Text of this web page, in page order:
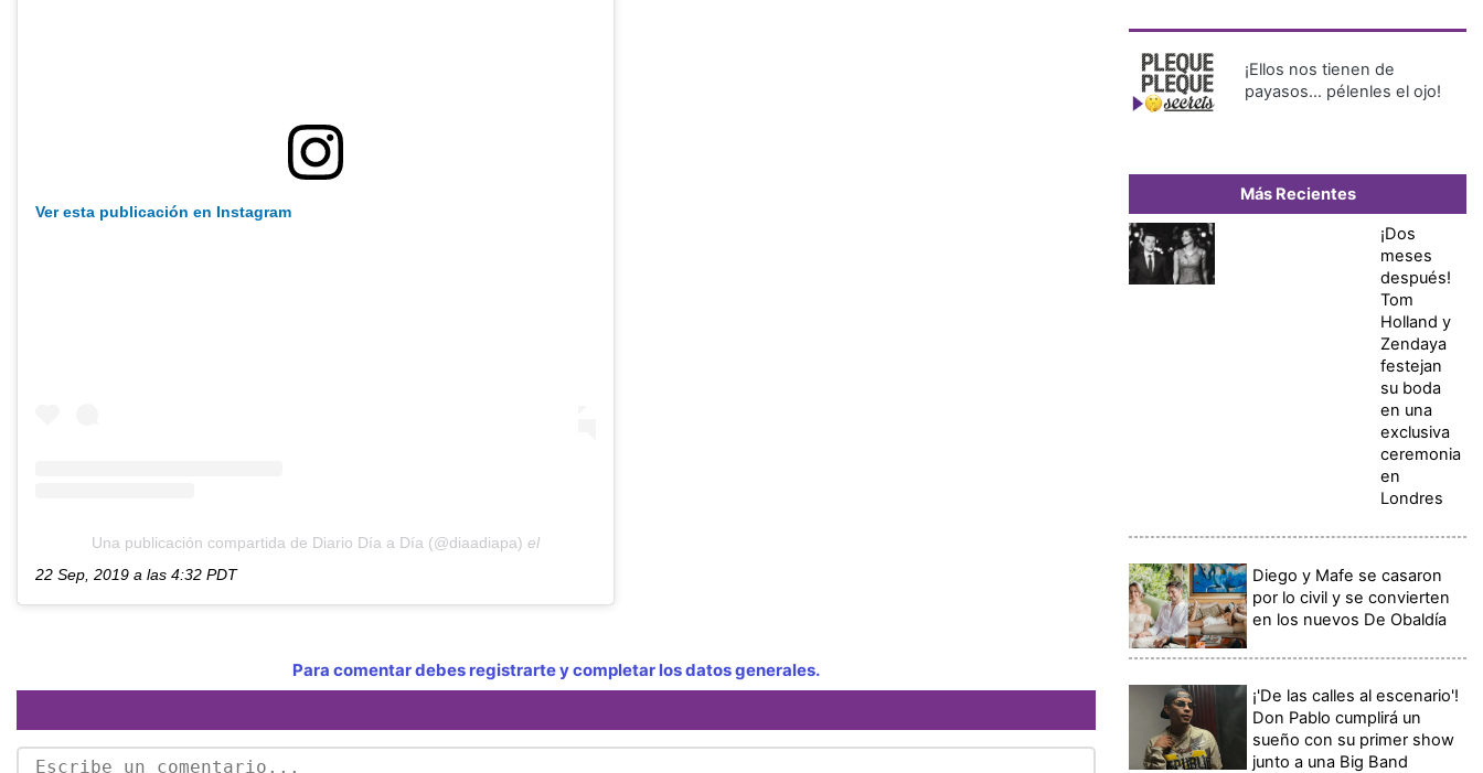
Ver esta publicación en Instagram
Una publicación compartida de Diario Día a Día (@diaadiapa) el
22 Sep, 2019 a las 4:32 PDT
Para comentar debes registrarte y completar los datos generales.
¡Ellos nos tienen de
payasos… pélenles el ojo!
Más Recientes
¡Dos
meses
después!
Tom
Holland y
Zendaya
festejan
su boda
en una
exclusiva
ceremonia
en
Londres
Diego y Mafe se casaron
por lo civil y se convierten
en los nuevos De Obaldía
¡'De las calles al escenario'!
Don Pablo cumplirá un
sueño con su primer show
junto a una Big Band